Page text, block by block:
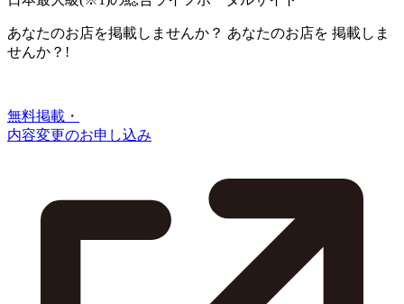
あなたのお店を掲載しませんか？ あなたのお店を 掲載しま
せんか？!
無料掲載・
内容変更のお申し込み